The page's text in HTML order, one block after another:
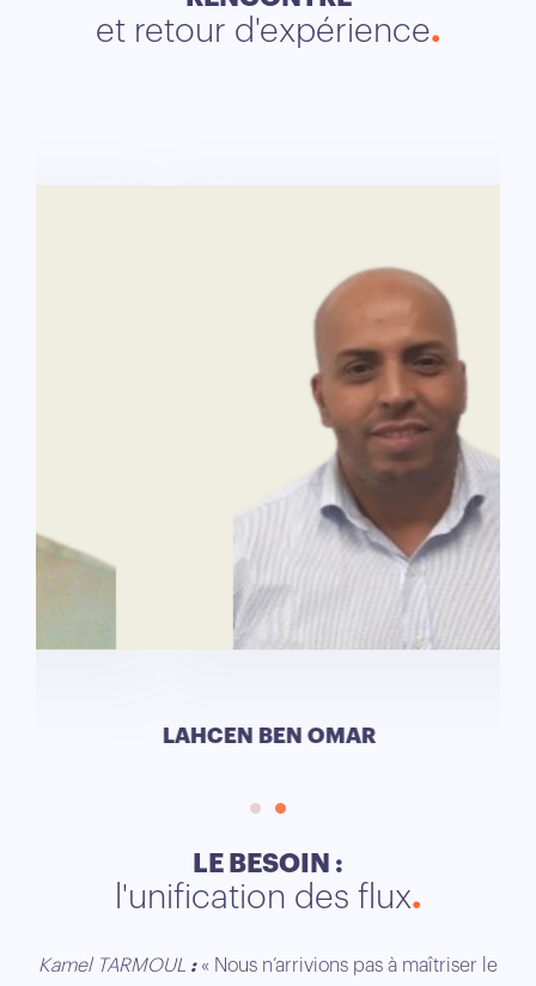
et retour d'expérience
LAHCEN BEN OMAR
LE BESOIN :
l'unification des flux
Kamel TARMOUL : « Nous n’arrivions pas à maîtriser le